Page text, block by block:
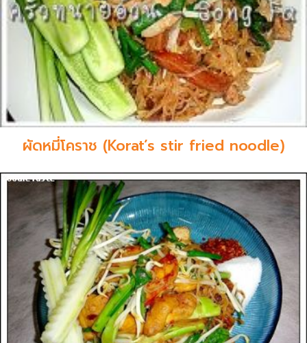
ผัดหมี่โคราช (Korat’s stir fried noodle)